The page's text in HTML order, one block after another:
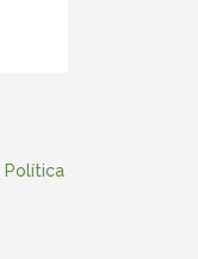
Política